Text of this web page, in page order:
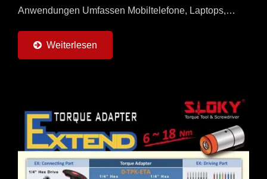
Anwendungen Umfassen Mobiltelefone, Laptops,
Geräten. Bitte Kontaktieren...
Weiterlesen